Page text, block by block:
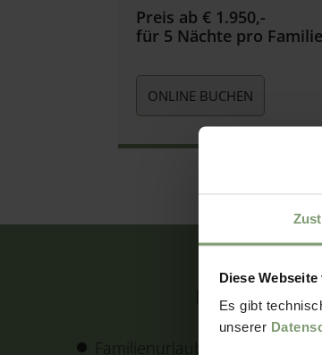
Diese
Es gibt
unserer
Preis ab € 1.950,-
für 5 Nächte pro Familie
ONLINE BUCHEN
Familienurlaub im